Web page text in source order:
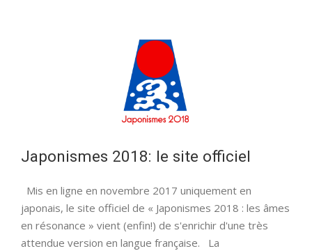
Japonismes 2018: le site officiel
Mis en ligne en novembre 2017 uniquement en
japonais, le site officiel de « Japonismes 2018 : les âmes
en résonance » vient (enfin!) de s'enrichir d'une très
attendue version en langue française. La